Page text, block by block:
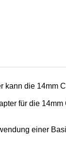
kann die 14mm
für die
einer